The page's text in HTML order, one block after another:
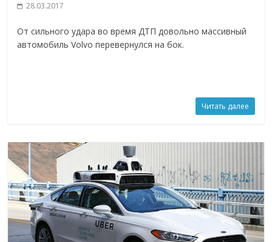
28.03.2017
От сильного удара во время ДТП довольно массивный
автомобиль Volvo перевернулся на бок.
Читать далее